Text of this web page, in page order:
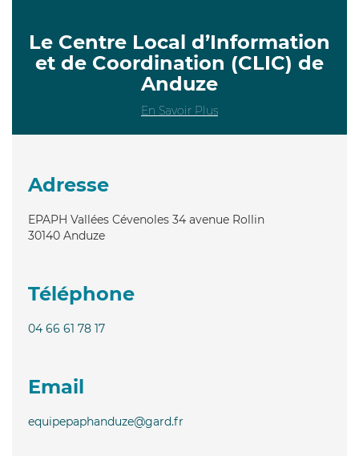
Le Centre Local d’Information
et de Coordination (CLIC) de
Anduze
En Savoir Plus
Adresse
EPAPH Vallées Cévenoles 34 avenue Rollin
30140 Anduze
Téléphone
04 66 61 78 17
Email
equipepaphanduze@gard.fr